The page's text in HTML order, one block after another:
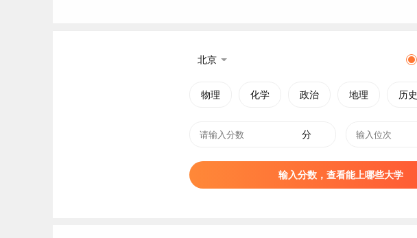
北京
物理 化学 政治 地理 历史
分
输入分数，查看能上哪些大学